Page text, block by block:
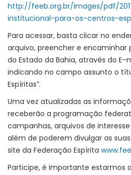
http://feeb.org.br/images/pdf/
institucional-para-os-centros-
Para acessar, basta clicar no
arquivo, preencher e encaminhar
do Estado da Bahia, através do E-
indicando no campo assunto o
Espíritas”.
Uma vez atualizadas as
receberão a programação
campanhas, arquivos de
além de poderem divulgar as
site da Federação Espírita
Participe, é importante estarmos